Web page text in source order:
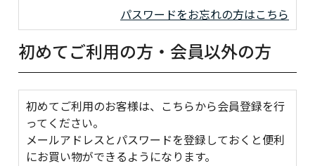
パスワードをお忘れの方はこちら
初めてご利用の方・会員以外の方
初めてご利用のお客様は、こちらから会員登録を行
ってください。
メールアドレスとパスワードを登録しておくと便利
にお買い物ができるようになります。